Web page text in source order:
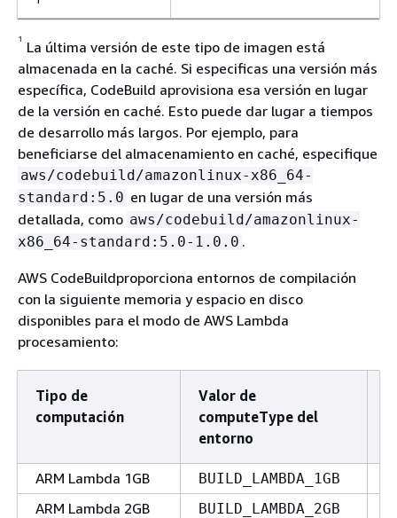
¹ La última versión de este tipo de imagen está
almacenada en la caché. Si especificas una versión más
específica, CodeBuild aprovisiona esa versión en lugar
de la versión en caché. Esto puede dar lugar a tiempos
de desarrollo más largos. Por ejemplo, para
beneficiarse del almacenamiento en caché, especifique
aws/codebuild/amazonlinux-x86_64-
standard:5.0 en lugar de una versión más
detallada, como aws/codebuild/amazonlinux-
x86_64-standard:5.0-1.0.0 .
AWS CodeBuildproporciona entornos de compilación
con la siguiente memoria y espacio en disco
disponibles para el modo de AWS Lambda
procesamiento:
Tipo de
computación
Valor de
computeType del
entorno
ARM Lambda 1GB BUILD_LAMBDA_1GB
ARM Lambda 2GB BUILD_LAMBDA_2GB